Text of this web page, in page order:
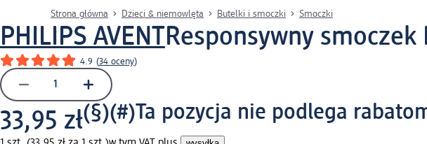
Strona główna Dzieci & niemowlęta Butelki i smoczki Smoczki
PHILIPS AVENTResponsywny
4.9 (34 oceny)
33,95 zł(§)(#)Ta pozycja nie podlega